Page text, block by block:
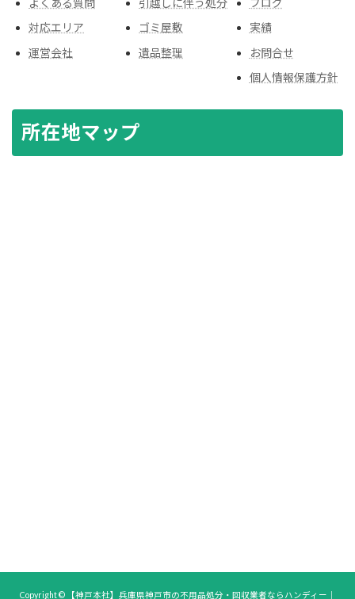
よくある質問
対応エリア
運営会社
引越しに伴う処分
ゴミ屋敷
遺品整理
ブログ
実績
お問合せ
個人情報保護方針
所在地マップ
Copyright © 【神戸本社】兵庫県神戸市の不用品処分・回収業者ならハンディー｜